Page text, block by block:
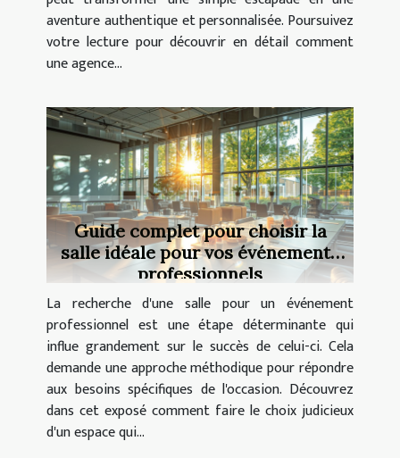
aventure authentique et personnalisée. Poursuivez
votre lecture pour découvrir en détail comment
une agence...
Guide complet pour choisir la
salle idéale pour vos événements
professionnels
La recherche d'une salle pour un événement
professionnel est une étape déterminante qui
influe grandement sur le succès de celui-ci. Cela
demande une approche méthodique pour répondre
aux besoins spécifiques de l'occasion. Découvrez
dans cet exposé comment faire le choix judicieux
d'un espace qui...